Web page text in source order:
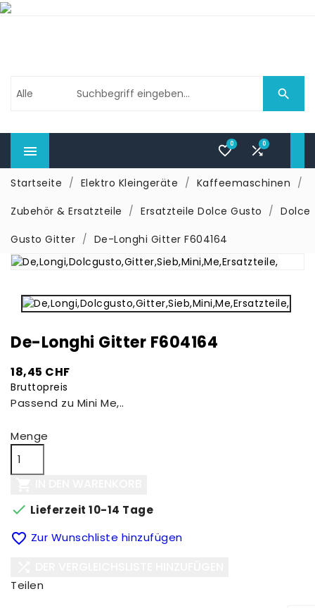

 0
0
Startseite Elektro Kleingeräte
Kaffeemaschinen
Zubehör & Ersatzteile
Ersatzteile Dolce Gusto
Dolce
Gusto Gitter
De-Longhi Gitter F604164
De-Longhi Gitter F604164
18,45 CHF
Bruttopreis
Passend zu Mini Me,..
Menge
 Lieferzeit 10-14 Tage
 Zur Wunschliste hinzufügen
Teilen